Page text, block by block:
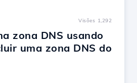
Visões 1,292
zona DNS usando
uma zona DNS do